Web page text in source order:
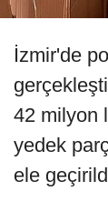
İzmir'de
42 milyon
yedek
ele